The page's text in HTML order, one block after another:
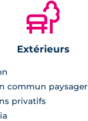
🌲
Extérieurs
commun paysager
privatifs